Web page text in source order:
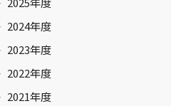
2024年度
2023年度
2022年度
2021年度